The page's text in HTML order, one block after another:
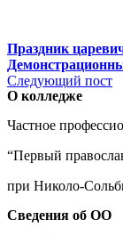
Праздник
Следующий пост
О колледже
Частное
“Первый
при Николо-
Сведения об ОО